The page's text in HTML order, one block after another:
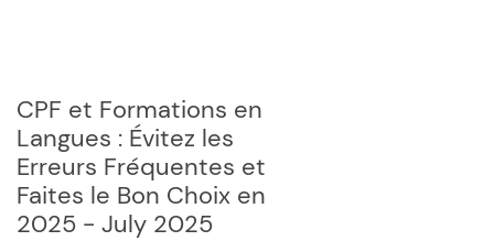
CPF et Formations en
Langues : Évitez les
Erreurs Fréquentes et
Faites le Bon Choix en
2025 - July 2025